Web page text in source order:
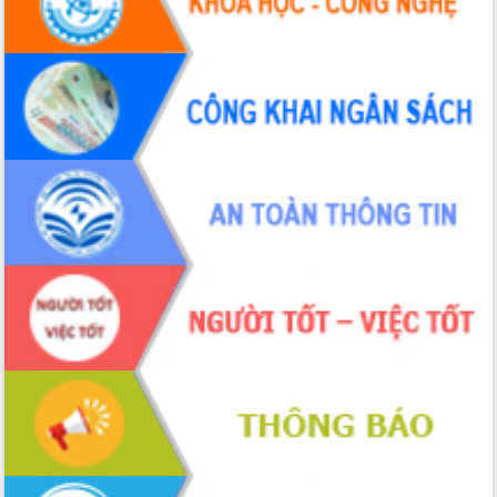
Hội thảo khoa học “Giải pháp thúc đẩy
phát triển nền kinh tế xanh tại tỉnh
Đắk Lắk”
Tăng cường giám sát, đôn đốc thực
hiện nhiệm vụ quản lý tài sản công
hàng tuần
Tháo gỡ những vướng mắc, đẩy mạnh
công tác cải cách thủ tục hành chính
tại Trung tâm Phục vụ hành chính
công tỉnh
Đắk Lắk: Tôn vinh 46 giải pháp tại Hội
thi Sáng tạo Kỹ thuật 2024 - 2025
Đắk Lắk rà soát, điều chỉnh Đề án 190
về phát triển nuôi trồng thủy sản
Phó Chủ tịch UBND tỉnh Đắk Lắk
Trương Công Thái kiểm tra thực địa
Dự án cao tốc Khánh Hòa - Buôn Ma
Thuột
Định vị cà phê Việt Nam như một “di
sản sống” trong dòng chảy toàn cầu